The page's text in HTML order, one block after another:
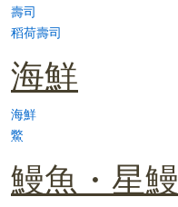
壽司
稻荷壽司
海鮮
海鮮
鱉
鰻魚・星鰻